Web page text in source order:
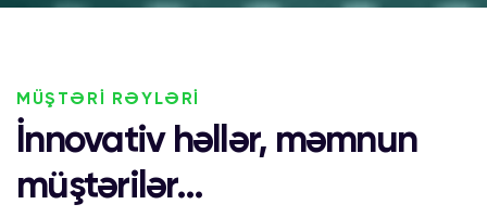
MÜŞTƏRİ RƏYLƏRİ
İnnovativ həllər, məmnun
müştərilər...